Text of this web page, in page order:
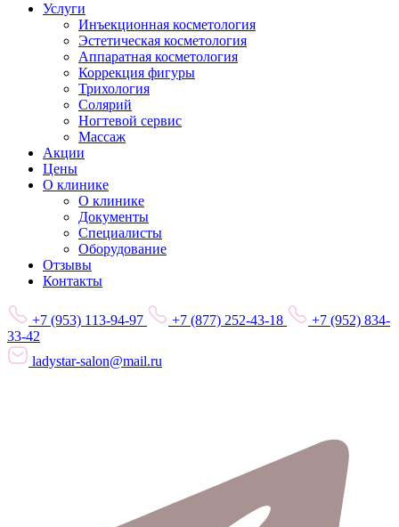
Услуги
Инъекционная косметология
Эстетическая косметология
Аппаратная косметология
Коррекция фигуры
Трихология
Солярий
Ногтевой сервис
Массаж
Акции
Цены
О клинике
О клинике
Документы
Специалисты
Оборудование
Отзывы
Контакты
+7 (953) 113-94-97 +7 (877) 252-43-18
+7 (952) 834-
33-42
ladystar-salon@mail.ru